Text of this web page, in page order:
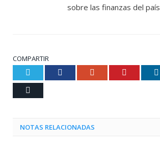
sobre las finanzas del
COMPARTIR
Facebook Google+
NOTAS RELACIONADAS